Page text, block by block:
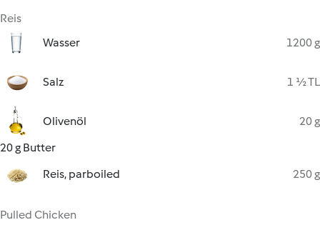
Reis
Wasser
1200 g
Salz 1 ½ TL
Olivenöl
20 g
20 g Butter
Reis, parboiled
250 g
Pulled Chicken